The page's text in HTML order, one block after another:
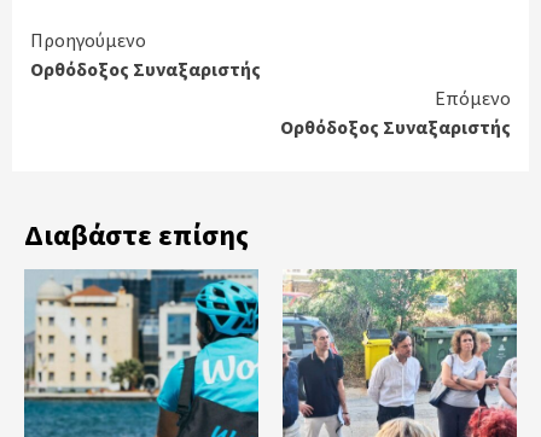
Continue
Reading
Προηγούμενο
Ορθόδοξος Συναξαριστής
Επόμενο
Ορθόδοξος Συναξαριστής
Διαβάστε επίσης